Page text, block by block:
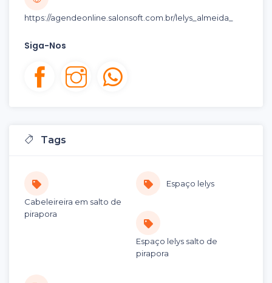
https://agendeonline.salonsoft.com.br/lelys_almeida_
Siga-Nos
Tags
Cabeleireira em salto de
pirapora
Espaço lelys
Espaço lelys salto de
pirapora